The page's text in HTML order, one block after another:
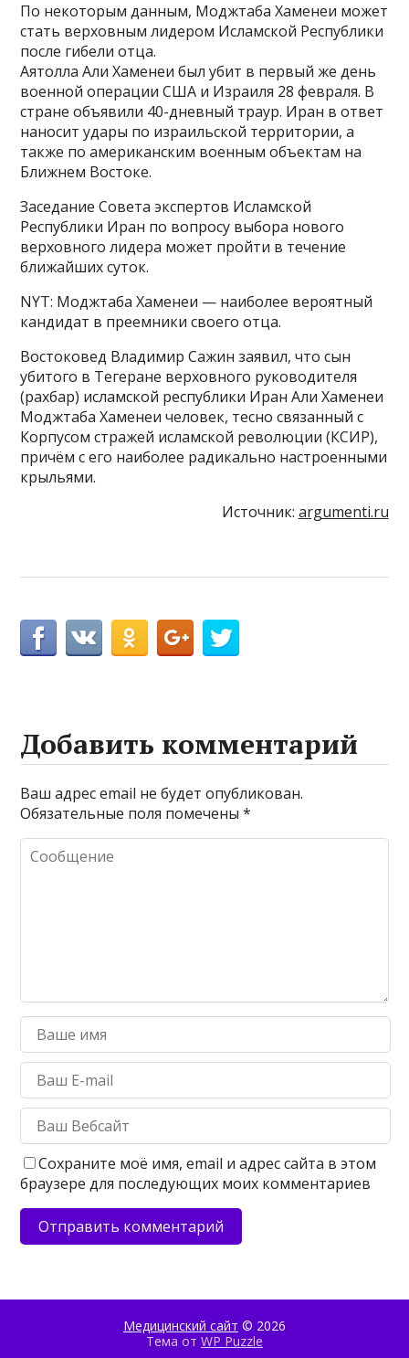
По некоторым данным, Моджтаба Хаменеи может
стать верховным лидером Исламской Республики
после гибели отца.
Аятолла Али Хаменеи был убит в первый же день
военной операции США и Израиля 28 февраля. В
стране объявили 40-дневный траур. Иран в ответ
наносит удары по израильской территории, а
также по американским военным объектам на
Ближнем Востоке.
Заседание Совета экспертов Исламской
Республики Иран по вопросу выбора нового
верховного лидера может пройти в течение
ближайших суток.
NYT: Моджтаба Хаменеи — наиболее вероятный
кандидат в преемники своего отца.
Востоковед Владимир Сажин заявил, что сын
убитого в Тегеране верховного руководителя
(рахбар) исламской республики Иран Али Хаменеи
Моджтаба Хаменеи человек, тесно связанный с
Корпусом стражей исламской революции (КСИР),
причём с его наиболее радикально настроенными
крыльями.
Источник: argumenti.ru
Добавить комментарий
Ваш адрес email не будет опубликован.
Обязательные поля помечены*
Сохраните моё имя, email и адрес сайта в этом
браузере для последующих моих комментариев
Медицинский сайт © 2026
Тема от WP Puzzle